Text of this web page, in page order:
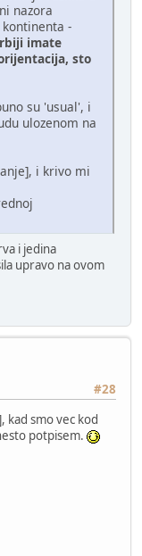
nazora
-
imate
sto
su 'usual', i
ulozenom na
i krivo mi
i jedina
upravo na ovom
#28
kad smo vec kod
potpisem.